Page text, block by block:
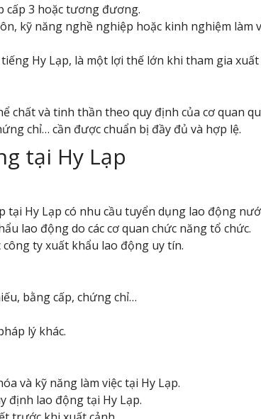
cấp 3 hoặc tương đương.
kỹ năng nghề nghiệp hoặc kinh nghiệm làm
Hy Lạp, là một lợi thế lớn khi tham gia
chất và tinh thần theo quy định của cơ quan
chỉ… cần được chuẩn bị đầy đủ và hợp lệ.
tại Hy Lạp
Hy Lạp có nhu cầu tuyển dụng lao động
lao động do các cơ quan chức năng tổ chức.
công ty xuất khẩu lao động uy tín.
bằng cấp, chứng chỉ…
lý khác.
và kỹ năng làm việc tại Hy Lạp.
định lao động tại Hy Lạp.